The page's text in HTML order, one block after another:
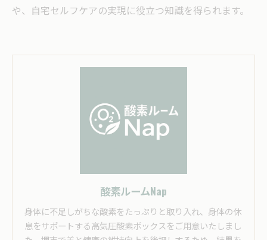
や、自宅セルフケアの実現に役立つ知識を得られます。
酸素ルームNap
身体に不足しがちな酸素をたっぷりと取り入れ、身体の休
息をサポートする高気圧酸素ボックスをご用意いたしまし